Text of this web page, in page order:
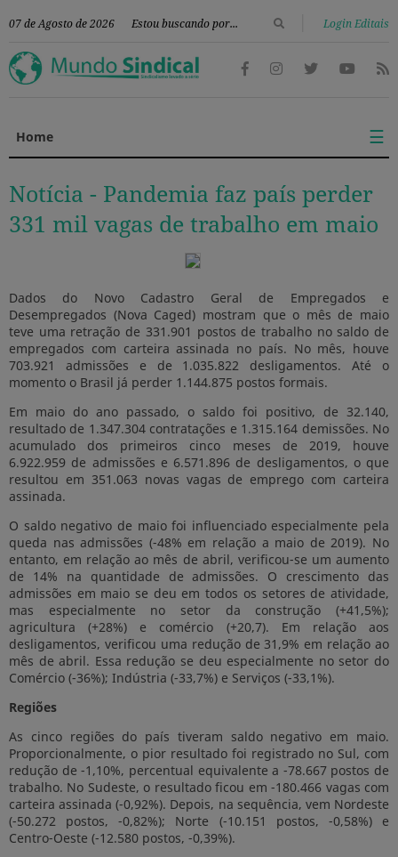
07 de Agosto de 2026 Login Editais
Home ☰
Notícia - Pandemia faz país perder
331 mil vagas de trabalho em maio
Dados do Novo Cadastro Geral de Empregados e
Desempregados (Nova Caged) mostram que o mês de maio
teve uma retração de 331.901 postos de trabalho no saldo de
empregados com carteira assinada no país. No mês, houve
703.921 admissões e de 1.035.822 desligamentos. Até o
momento o Brasil já perder 1.144.875 postos formais.
Em maio do ano passado, o saldo foi positivo, de 32.140,
resultado de 1.347.304 contratações e 1.315.164 demissões. No
acumulado dos primeiros cinco meses de 2019, houve
6.922.959 de admissões e 6.571.896 de desligamentos, o que
resultou em 351.063 novas vagas de emprego com carteira
assinada.
O saldo negativo de maio foi influenciado especialmente pela
queda nas admissões (-48% em relação a maio de 2019). No
entanto, em relação ao mês de abril, verificou-se um aumento
de 14% na quantidade de admissões. O crescimento das
admissões em maio se deu em todos os setores de atividade,
mas especialmente no setor da construção (+41,5%);
agricultura (+28%) e comércio (+20,7). Em relação aos
desligamentos, verificou uma redução de 31,9% em relação ao
mês de abril. Essa redução se deu especialmente no setor do
Comércio (-36%); Indústria (-33,7%) e Serviços (-33,1%).
Regiões
As cinco regiões do país tiveram saldo negativo em maio.
Proporcionalmente, o pior resultado foi registrado no Sul, com
redução de -1,10%, percentual equivalente a -78.667 postos de
trabalho. No Sudeste, o resultado ficou em -180.466 vagas com
carteira assinada (-0,92%). Depois, na sequência, vem Nordeste
(-50.272 postos, -0,82%); Norte (-10.151 postos, -0,58%) e
Centro-Oeste (-12.580 postos, -0,39%).